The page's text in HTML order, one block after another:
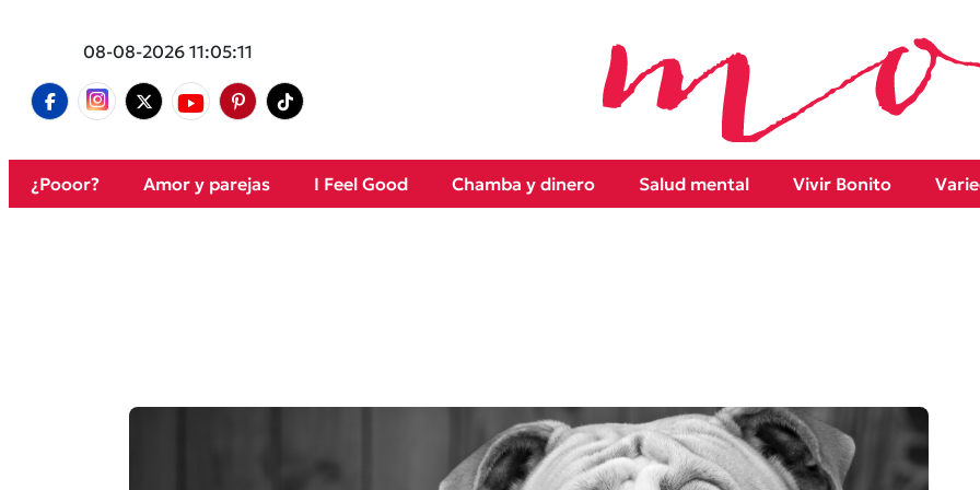
08-08-2026 11:05:11
¿Pooor? Amor y parejas I Feel Good Chamba y dinero Salud mental Vivir Bonito